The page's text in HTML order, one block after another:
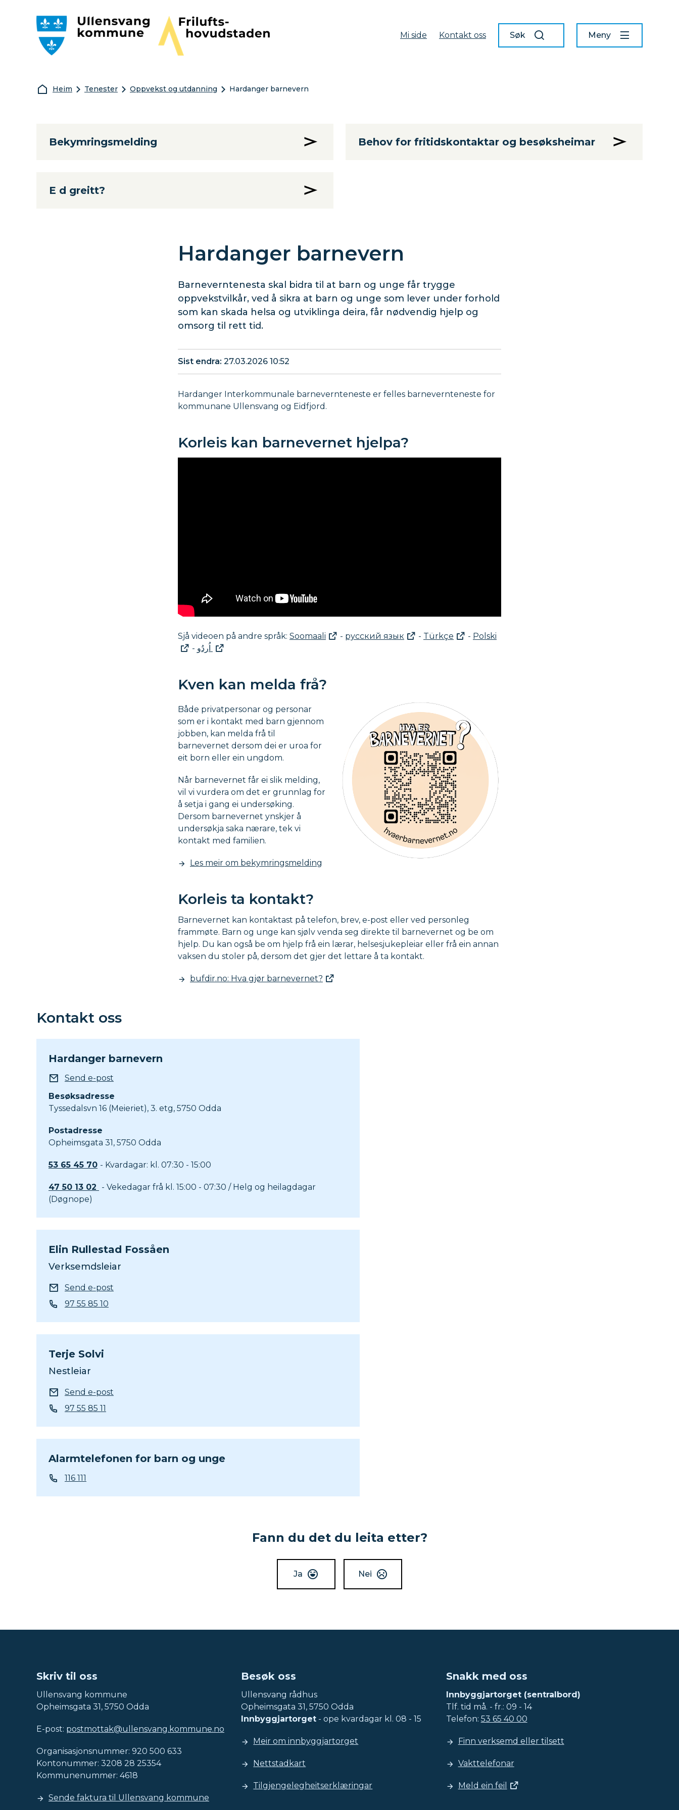
Mi side Kontakt oss Søk Meny
Du er her:
Heim Tenester Oppvekst og utdanning Hardanger barnevern
Bekymringsmelding Behov for fritidskontaktar og besøksheimar
E d greitt?
Hardanger barnevern
Barneverntenesta skal bidra til at barn og unge får trygge
oppvekstvilkår, ved å sikra at barn og unge som lever under forhold
som kan skada helsa og utviklinga deira, får nødvendig hjelp og
omsorg til rett tid.
Sist endra 27.03.2026 10:52
Hardanger Interkommunale barnevernteneste er felles barnevernteneste for
kommunane Ullensvang og Eidfjord.
Korleis kan barnevernet hjelpa?
Sjå videoen på andre språk: Soomaali - русский язык - Türkçe - Polski
-
Kven kan melda frå?
Både privatpersonar og personar
som er i kontakt med barn gjennom
jobben, kan melda frå til
barnevernet dersom dei er uroa for
eit born eller ein ungdom.
Når barnevernet får ei slik melding,
vil vi vurdera om det er grunnlag for
å setja i gang ei undersøking.
Dersom barnevernet ynskjer å
undersøkja saka nærare, tek vi
kontakt med familien.
Les meir om bekymringsmelding
Korleis ta kontakt?
Barnevernet kan kontaktast på telefon, brev, e-post eller ved personleg
frammøte. Barn og unge kan sjølv venda seg direkte til barnevernet og be om
hjelp. Du kan også be om hjelp frå ein lærar, helsesjukepleiar eller frå ein annan
vaksen du stoler på, dersom det gjer det lettare å ta kontakt.
bufdir.no: Hva gjør barnevernet?
Kontakt oss
Hardanger barnevern
E-postSend e-post
Besøksadresse
Tyssedalsvn 16 (Meieriet), 3. etg, 5750 Odda
Postadresse
Opheimsgata 31, 5750 Odda
53 65 45 70 - Kvardagar: kl. 07:30 - 15:00
47 50 13 02
- Vekedagar frå kl. 15:00 - 07:30 / Helg og heilagdagar
(Døgnope)
Elin Rullestad Fossåen
Verksemdsleiar
E-postSend e-post
Telefon97 55 85 10
Terje Solvi
Nestleiar
E-postSend e-post
Telefon97 55 85 11
Alarmtelefonen for barn og unge
Telefon
116 111
Fann du det du leita etter?
Ja Nei
Skriv til oss
Ullensvang kommune
Opheimsgata 31, 5750 Odda
E-post: postmottak@ullensvang.kommune.no
Organisasjonsnummer: 920 500 633
Kontonummer: 3208 28 25354
Kommunenummer: 4618
Sende faktura til Ullensvang kommune
Besøk oss
Ullensvang rådhus
Opheimsgata 31, 5750 Odda
Innbyggjartorget - ope kvardagar kl. 08 - 15
Meir om innbyggjartorget
Nettstadkart
Tilgjengelegheitserklæringar
Snakk med oss
Innbyggjartorget (sentralbord)
Tlf. tid må. - fr.: 09 - 14
Telefon: 53 65 40 00
Finn verksemd eller tilsett
Vakttelefonar
Meld ein feil